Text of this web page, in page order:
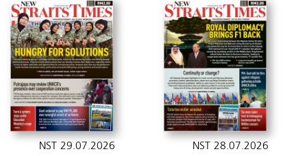
NST 29.07.2026 NST 28.07.2026